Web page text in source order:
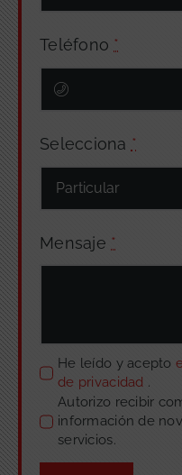
Teléfono *
Selecciona *
Mensaje *
He leído y acepto
de privacidad .
Autorizo recibir
información de
servicios.